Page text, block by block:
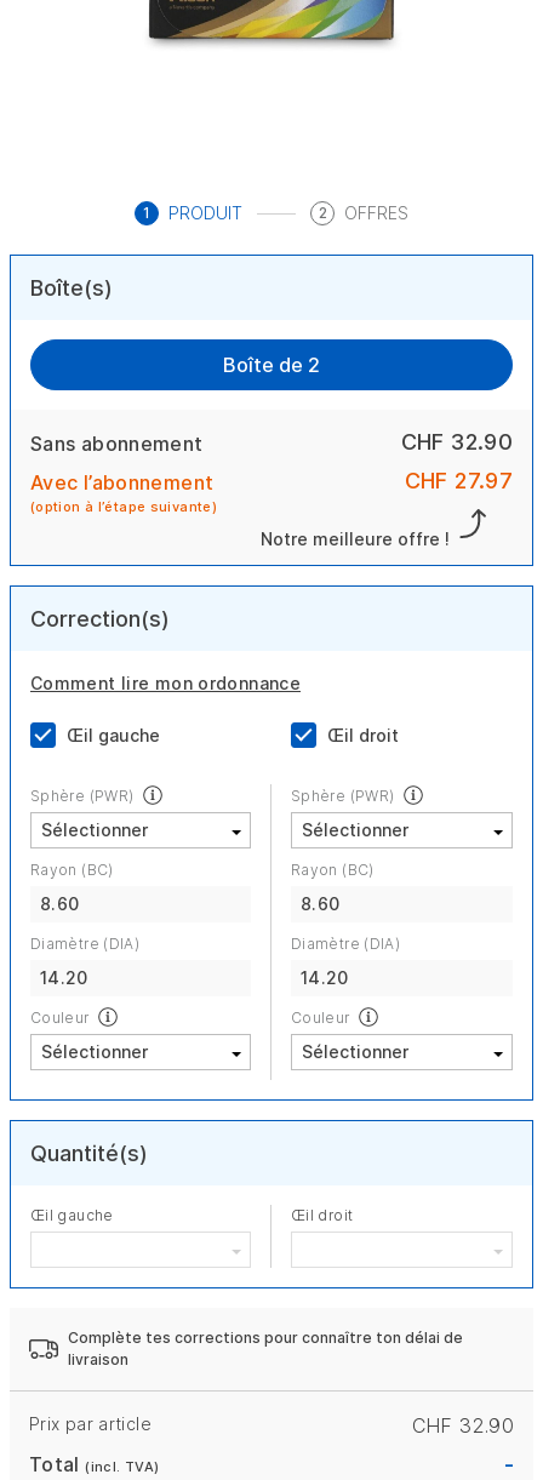
1 PRODUIT 2 OFFRES
Boîte(s)
Boîte de 2
Sans abonnement CHF 32.90
Avec l’abonnement
(option à l’étape suivante)
CHF 27.97
Notre meilleure offre !
Correction(s)
Comment lire mon ordonnance
Œil gauche Œil droit
Sphère (PWR)
Rayon (BC)
8.60
Diamètre (DIA)
14.20
Couleur
Sphère (PWR)
Rayon (BC)
8.60
Diamètre (DIA)
14.20
Couleur
Quantité(s)
Œil gauche Œil droit
Complète tes corrections pour connaître ton délai de
livraison
Prix par article
CHF 32.90
Total(incl. TVA) -